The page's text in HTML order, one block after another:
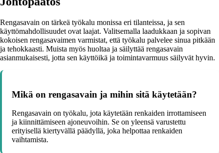
Rengasavain on tärkeä työkalu monissa eri tilanteissa, ja sen
käyttömahdollisuudet ovat laajat. Valitsemalla laadukkaan ja sopivan
kokoisen rengasavaimen varmistat, että työkalu palvelee sinua pitkään
ja tehokkaasti. Muista myös huoltaa ja säilyttää rengasavain
asianmukaisesti, jotta sen käyttöikä ja toimintavarmuus säilyvät hyvin.
Mikä on rengasavain ja mihin sitä käytetään?
Rengasavain on työkalu, jota käytetään renkaiden irrottamiseen
ja kiinnittämiseen ajoneuvoihin. Se on yleensä varustettu
erityisellä kiertyvällä päädyllä, joka helpottaa renkaiden
vaihtamista.